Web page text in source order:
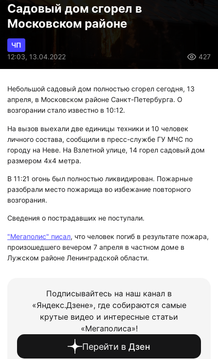
Садовый дом сгорел в
Московском районе
ЧП
12:03, 13.04.2022
427
Небольшой садовый дом полностью сгорел сегодня, 13
апреля, в Московском районе Санкт-Петербурга. О
возгорании стало известно в 10:12.
На вызов выехали две единицы техники и 10 человек
личного состава, сообщили в пресс-службе ГУ МЧС по
городу на Неве. На Взлетной улице, 14 горел садовый дом
размером 4х4 метра.
В 11:21 огонь был полностью ликвидирован. Пожарные
разобрали место пожарища во избежание повторного
возгорания.
Сведения о пострадавших не поступали.
"Мегаполис" писал, что человек погиб в результате пожара,
произошедшего вечером 7 апреля в частном доме в
Лужском районе Ленинградской области.
Подписывайтесь на наш канал в
«Яндекс.Дзене», где собираются самые
крутые видео и интересные статьи
«Мегаполиса»!
Перейти в Дзен